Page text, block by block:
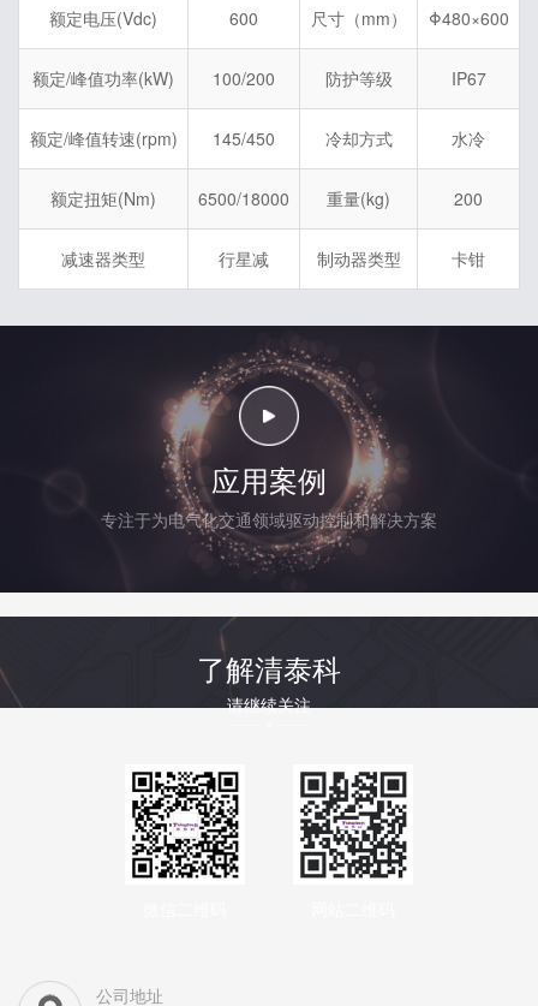
额定电压(Vdc) 600 尺寸（mm） Φ480×600
额定/峰值功率(kW) 100/200 防护等级 IP67
额定/峰值转速(rpm) 145/450 冷却方式 水冷
额定扭矩(Nm) 6500/18000 重量(kg) 200
减速器类型 行星减 制动器类型 卡钳
应用案例
专注于为电气化交通领域驱动控制和解决方案
了解清泰科
请继续关注
公司地址